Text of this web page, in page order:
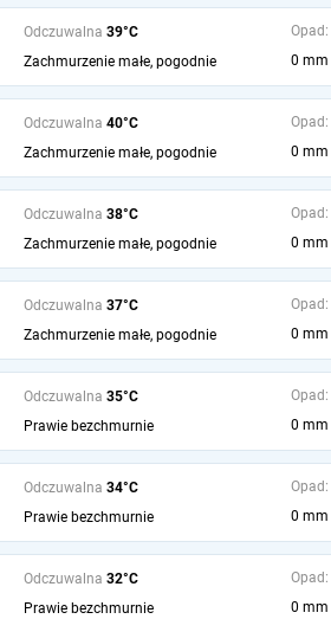
Odczuwalna 39°C
Zachmurzenie małe, pogodnie
Opad:
0 mm
Odczuwalna 40°C
Zachmurzenie małe, pogodnie
Opad:
0 mm
Odczuwalna 38°C
Zachmurzenie małe, pogodnie
Opad:
0 mm
Odczuwalna 37°C
Zachmurzenie małe, pogodnie
Opad:
0 mm
Odczuwalna 35°C
Prawie bezchmurnie
Opad:
0 mm
Odczuwalna 34°C
Prawie bezchmurnie
Opad:
0 mm
Odczuwalna 32°C
Prawie bezchmurnie
Opad:
0 mm